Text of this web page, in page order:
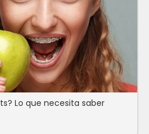
Lo que necesita saber